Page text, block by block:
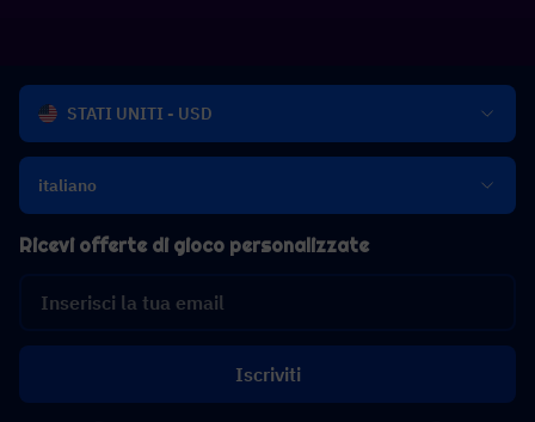
STATI UNITI - USD
italiano
Ricevi offerte di gioco personalizzate
Iscriviti